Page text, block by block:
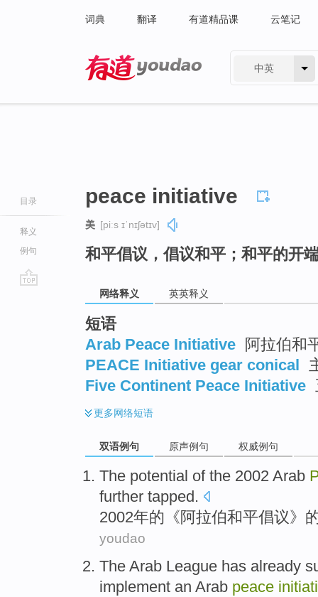
词典 翻译 有道精品课 云笔记
中英
目录
释义
例句
peace initiative
美 [piːs ɪˈnɪʃətɪv]
和平倡议，倡议和平；和平的开
网络释义 英英释义
短语
Arab Peace Initiative 阿拉伯和
PEACE Initiative gear conical
Five Continent Peace Initiative
更多网络短语
双语例句 原声例句 权威例句
The potential ofthe 2002 Arab
further tapped .
2002年的 《 阿拉伯和平倡议》
youdao
The Arab League has already
implement an Arab peace